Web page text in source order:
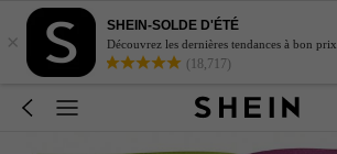
×
SHEIN-SOLDE D'ÉTÉ
Découvrez les dernières tendances à bon prix.
(18,717)